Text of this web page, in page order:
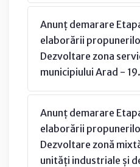
Anunț demarare
elaborării
Dezvoltare zona
municipiului Arad -
Anunț demarare
elaborării
Dezvoltare zonă
unități industriale și